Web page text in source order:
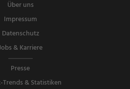
Über uns
Impressum
Datenschutz
& Karriere
Presse
Trends & Statistiken